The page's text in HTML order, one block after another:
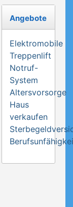
Angebote
Elektromobile
Treppenlift
Notruf-
System
Altersvorsorge
Haus
verkaufen